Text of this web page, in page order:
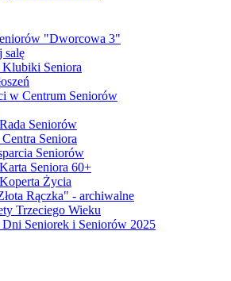
"Dworcowa 3"
salę
Seniora
w Centrum Seniorów
Seniorów
Seniora
Seniorów
Seniora 60+
Życia
Rączka" - archiwalne
Trzeciego Wieku
Seniorek i Seniorów 2025